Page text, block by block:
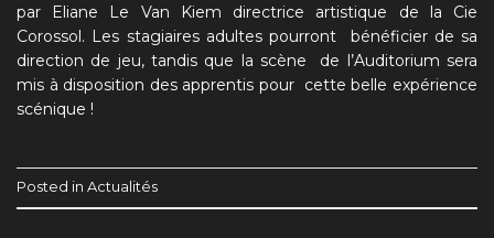
par Eliane Le Van Kiem directrice artistique de la Cie
Corossol. Les stagiaires adultes pourront bénéficier de sa
direction de jeu, tandis que la scène de l’Auditorium sera
mis à disposition des apprentis pour cette belle expérience
scénique !
Posted in Actualités